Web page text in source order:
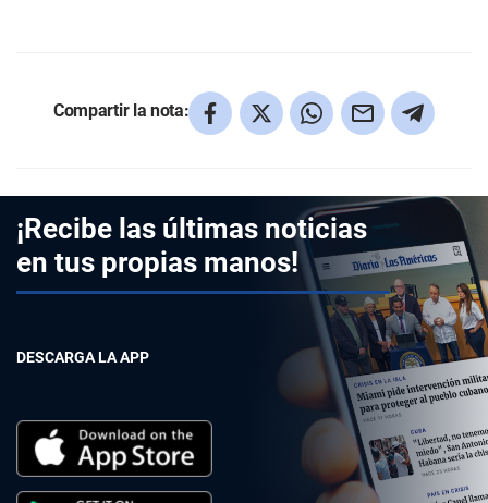
Compartir la nota:
¡Recibe las últimas noticias
en tus propias manos!
DESCARGA LA APP